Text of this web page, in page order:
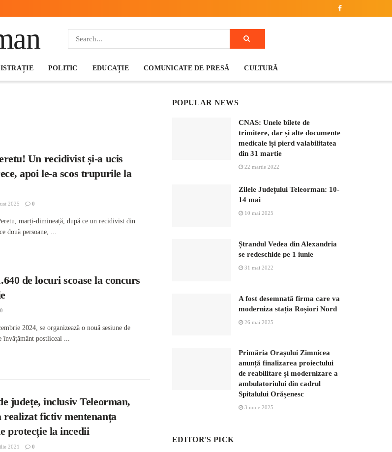
POLITIC EDUCAȚIE COMUNICATE DE PRESĂ CULTURĂ
Un recidivist și-a ucis
apoi le-a scos trupurile la
2025 0
marți-dimineață, după ce un recidivist din
două persoane, ...
de locuri scoase la concurs
0
2024, se organizează o nouă sesiune de
postliceal ...
județe, inclusiv Teleorman,
realizat fictiv mentenanța
protecție la incedii
2021 0
POPULAR NEWS
CNAS: Unele bilete de
trimitere, dar și alte documente
medicale își pierd valabilitatea
din 31 martie
22 martie 2022
Zilele Județului Teleorman: 10-
14 mai
10 mai 2025
Ștrandul Vedea din Alexandria
se redeschide pe 1 iunie
31 mai 2022
A fost desemnată firma care va
moderniza stația Roșiori Nord
26 mai 2025
Primăria Orașului Zimnicea
anunță finalizarea proiectului
de reabilitare și modernizare a
ambulatoriului din cadrul
Spitalului Orășenesc
3 iunie 2025
EDITOR'S PICK